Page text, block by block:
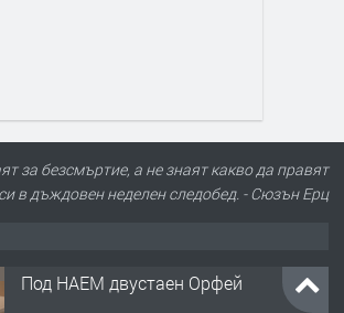
за безсмъртие, а не знаят какво да правят
в дъждовен неделен следобед. - Сюзън Ерц
Под НАЕМ двустаен Орфей